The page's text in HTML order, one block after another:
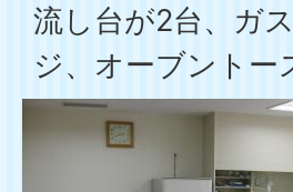
流し台が2台、ガ
ジ、オーブントー